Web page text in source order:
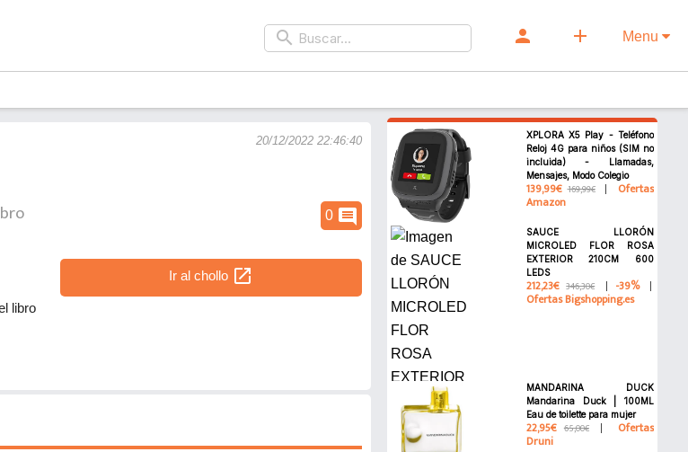
search person add Menu
20/12/2022 22:46:40
0 comment
Ir al chollo open_in_new
libro
XPLORA X5 Play - Teléfono
Reloj 4G para niños (SIM no
incluida) - Llamadas,
Mensajes, Modo Colegio
139,99€ 169,99€ Ofertas
Amazon
SAUCE LLORÓN
MICROLED FLOR ROSA
EXTERIOR 210CM 600
LEDS
212,23€ 346,30€ -39%
Ofertas Bigshopping.es
MANDARINA DUCK
Mandarina Duck | 100ML
Eau de toilette para mujer
22,95€ 65,00€ Ofertas
Druni